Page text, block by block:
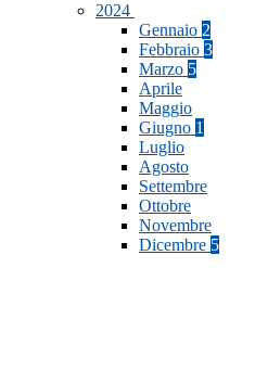
2024
Gennaio 2
Febbraio 3
Marzo 5
Aprile
Maggio
Giugno 1
Luglio
Agosto
Settembre
Ottobre
Novembre
Dicembre 5